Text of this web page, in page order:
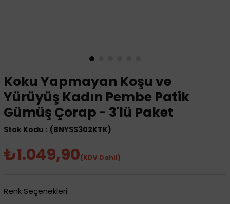
Koku Yapmayan Koşu ve
Yürüyüş Kadın Pembe Patik
Gümüş Çorap - 3'lü Paket
(BNYSS302KTK)
₺1.049,90(KDV Dahil)
Renk Seçenekleri